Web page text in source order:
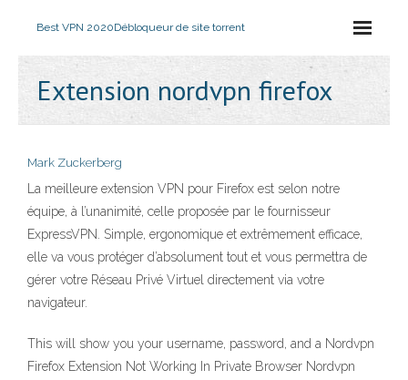
Best VPN 2020Débloqueur de site torrent
Extension nordvpn firefox
Mark Zuckerberg
La meilleure extension VPN pour Firefox est selon notre
équipe, à l’unanimité, celle proposée par le fournisseur
ExpressVPN. Simple, ergonomique et extrêmement efficace,
elle va vous protéger d’absolument tout et vous permettra de
gérer votre Réseau Privé Virtuel directement via votre
navigateur.
This will show you your username, password, and a Nordvpn
Firefox Extension Not Working In Private Browser Nordvpn